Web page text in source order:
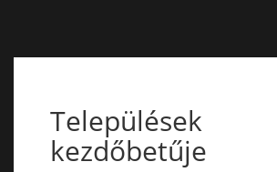
Települések
kezdőbetűje